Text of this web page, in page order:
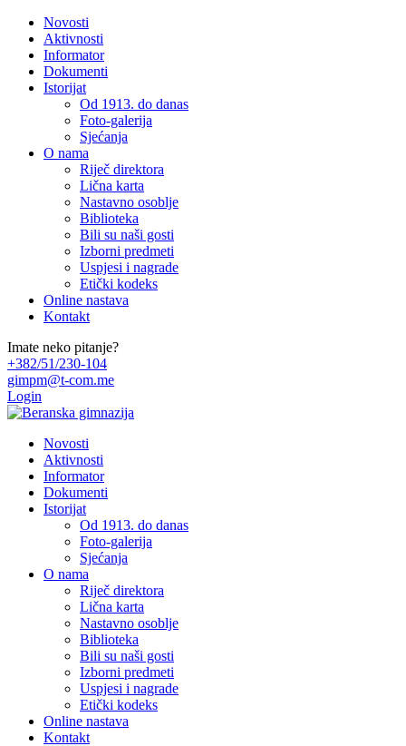
Novosti
Aktivnosti
Informator
Dokumenti
Istorijat
Od 1913. do danas
Foto-galerija
Sjećanja
O nama
Riječ direktora
Lična karta
Nastavno osoblje
Biblioteka
Bili su naši gosti
Izborni predmeti
Uspjesi i nagrade
Etički kodeks
Online nastava
Kontakt
Imate neko pitanje?
+382/51/230-104
gimpm@t-com.me
Login
Novosti
Aktivnosti
Informator
Dokumenti
Istorijat
Od 1913. do danas
Foto-galerija
Sjećanja
O nama
Riječ direktora
Lična karta
Nastavno osoblje
Biblioteka
Bili su naši gosti
Izborni predmeti
Uspjesi i nagrade
Etički kodeks
Online nastava
Kontakt